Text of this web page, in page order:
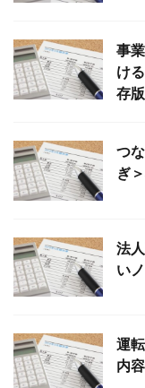
事
け
存
つ
ぎ
法
い
運
内